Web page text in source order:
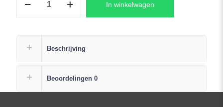
dk1735nd
In winkelwagen
Beschrijving
Beoordelingen 0